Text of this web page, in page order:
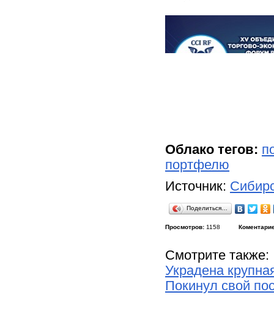
Облако тегов:
портфелю
Источник:
Поделиться…
Просмотров: 1158
Смотрите также:
Украдена
Покинул свой